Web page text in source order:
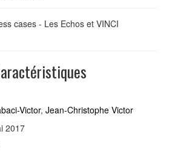
cases - Les Echos et VINCI
Victor, Jean-Christophe Victor
2017